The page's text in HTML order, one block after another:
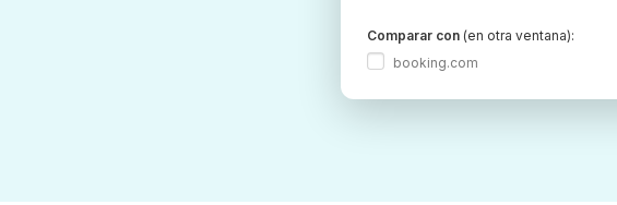
Comparar con (en otra ventana):
booking.com